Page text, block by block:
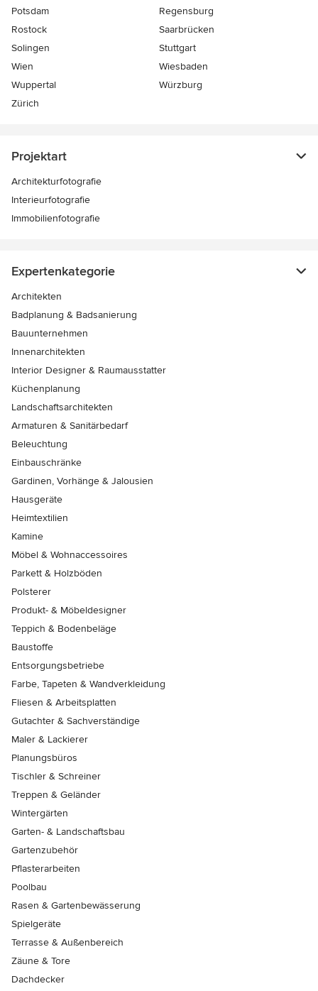
Potsdam
Regensburg
Rostock
Saarbrücken
Solingen
Stuttgart
Wien
Wiesbaden
Wuppertal
Würzburg
Zürich
Projektart
Architekturfotografie
Interieurfotografie
Immobilienfotografie
Expertenkategorie
Architekten
Badplanung & Badsanierung
Bauunternehmen
Innenarchitekten
Interior Designer & Raumausstatter
Küchenplanung
Landschaftsarchitekten
Armaturen & Sanitärbedarf
Beleuchtung
Einbauschränke
Gardinen, Vorhänge & Jalousien
Hausgeräte
Heimtextilien
Kamine
Möbel & Wohnaccessoires
Parkett & Holzböden
Polsterer
Produkt- & Möbeldesigner
Teppich & Bodenbeläge
Baustoffe
Entsorgungsbetriebe
Farbe, Tapeten & Wandverkleidung
Fliesen & Arbeitsplatten
Gutachter & Sachverständige
Maler & Lackierer
Planungsbüros
Tischler & Schreiner
Treppen & Geländer
Wintergärten
Garten- & Landschaftsbau
Gartenzubehör
Pflasterarbeiten
Poolbau
Rasen & Gartenbewässerung
Spielgeräte
Terrasse & Außenbereich
Zäune & Tore
Dachdecker